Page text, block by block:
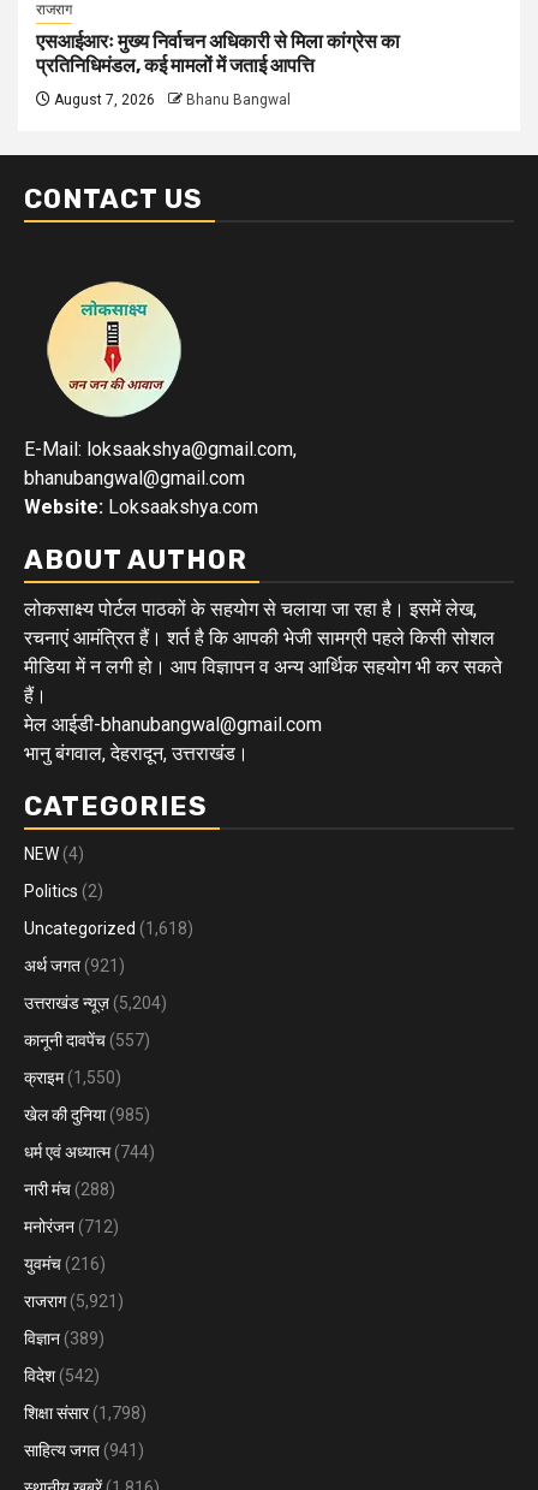
राजराग
एसआईआरः मुख्य निर्वाचन अधिकारी से मिला कांग्रेस का
प्रतिनिधिमंडल, कई मामलों में जताई आपत्ति
August 7, 2026 Bhanu Bangwal
CONTACT US
E-Mail: loksaakshya@gmail.com,
bhanubangwal@gmail.com
Website: Loksaakshya.com
ABOUT AUTHOR
लोकसाक्ष्य पोर्टल पाठकों के सहयोग से चलाया जा रहा है। इसमें लेख,
रचनाएं आमंत्रित हैं। शर्त है कि आपकी भेजी सामग्री पहले किसी सोशल
मीडिया में न लगी हो। आप विज्ञापन व अन्य आर्थिक सहयोग भी कर सकते
हैं।
मेल आईडी-bhanubangwal@gmail.com
भानु बंगवाल, देहरादून, उत्तराखंड।
CATEGORIES
NEW (4)
Politics (2)
Uncategorized (1,618)
अर्थ जगत (921)
उत्तराखंड न्यूज़ (5,204)
कानूनी दावपेंच (557)
क्राइम(1,550)
खेल की दुनिया(985)
धर्म एवं अध्यात्म(744)
नारी मंच (288)
मनोरंजन (712)
युवमंच (216)
राजराग(5,921)
विज्ञान (389)
विदेश (542)
शिक्षा संसार(1,798)
साहित्य जगत (941)